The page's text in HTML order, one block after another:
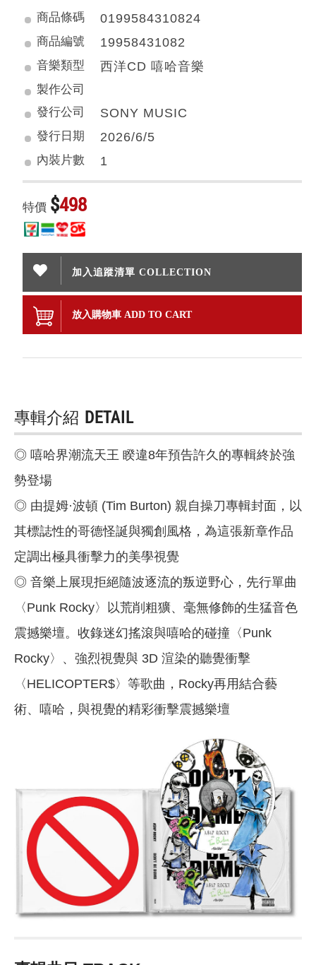
商品條碼 0199584310824
商品編號 19958431082
音樂類型 西洋CD 嘻哈音樂
製作公司
發行公司
SONY MUSIC
發行日期 2026/6/5
內裝片數 1
特價 $498
加入追蹤清單 COLLECTION
放入購物車 ADD TO CART
專輯介紹 DETAIL
◎ 嘻哈界潮流天王 睽違8年預告許久的專輯終於強
勢登場
◎ 由提姆·波頓 (Tim Burton) 親自操刀專輯封面，以
其標誌性的哥德怪誕與獨創風格，為這張新章作品
定調出極具衝擊力的美學視覺
◎ 音樂上展現拒絕隨波逐流的叛逆野心，先行單曲
〈Punk Rocky〉以荒削粗獷、毫無修飾的生猛音色
震撼樂壇。收錄迷幻搖滾與嘻哈的碰撞〈Punk
Rocky〉、強烈視覺與 3D 渲染的聽覺衝擊
〈HELICOPTER$〉等歌曲，Rocky再用結合藝
術、嘻哈，與視覺的精彩衝擊震撼樂壇